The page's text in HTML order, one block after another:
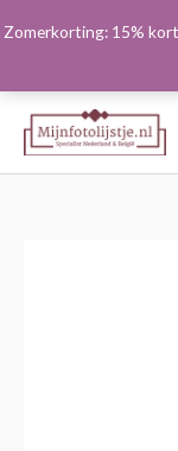
Zomerkorting: 15%
naar